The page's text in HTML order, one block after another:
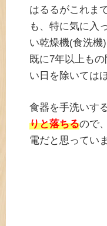
はるるがこれま
も、特に気に入
い乾燥機(食洗機)
既に7年以上も
い日を除いては
食器を手洗いす
りと落ちるので
電だと思ってい